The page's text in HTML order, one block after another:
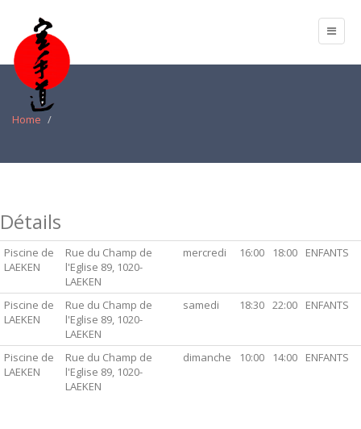
Home
Détails
Piscine de
LAEKEN
Rue du Champ de
l'Eglise 89, 1020-
LAEKEN
mercredi 16:00 18:00 ENFANTS
Piscine de
LAEKEN
Rue du Champ de
l'Eglise 89, 1020-
LAEKEN
samedi 18:30 22:00 ENFANTS
Piscine de
LAEKEN
Rue du Champ de
l'Eglise 89, 1020-
LAEKEN
dimanche 10:00 14:00 ENFANTS